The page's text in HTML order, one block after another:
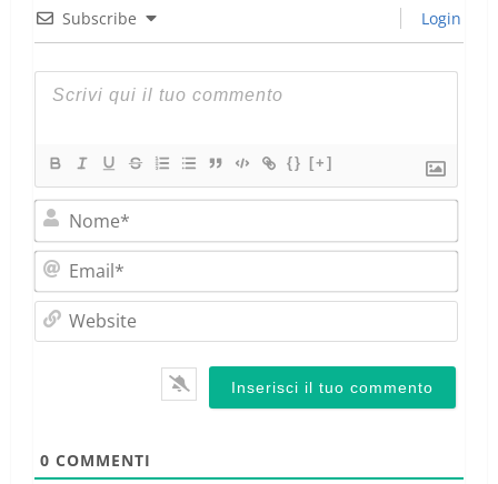
Subscribe Login
{} [+]
0 COMMENTI